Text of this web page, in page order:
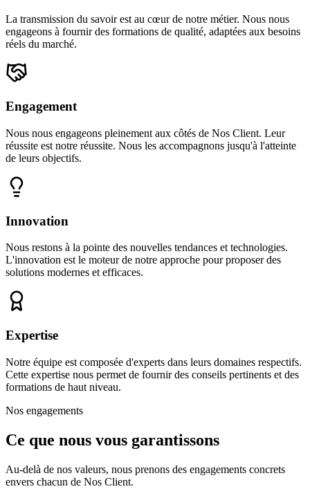
La transmission du savoir est au cœur de notre métier. Nous nous
engageons à fournir des formations de qualité, adaptées aux besoins
réels du marché.
Engagement
Nous nous engageons pleinement aux côtés de Nos Client. Leur
réussite est notre réussite. Nous les accompagnons jusqu'à l'atteinte
de leurs objectifs.
Innovation
Nous restons à la pointe des nouvelles tendances et technologies.
L'innovation est le moteur de notre approche pour proposer des
solutions modernes et efficaces.
Expertise
Notre équipe est composée d'experts dans leurs domaines respectifs.
Cette expertise nous permet de fournir des conseils pertinents et des
formations de haut niveau.
Nos engagements
Ce que nous vous garantissons
Au-delà de nos valeurs, nous prenons des engagements concrets
envers chacun de Nos Client.